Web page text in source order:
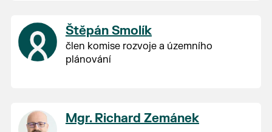
Štěpán Smolík
člen komise rozvoje a územního
plánování
Mgr. Richard Zemánek